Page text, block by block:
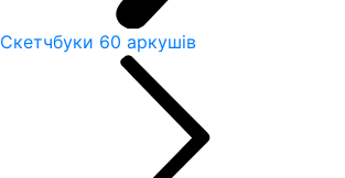
Скетчбуки 60 аркушів